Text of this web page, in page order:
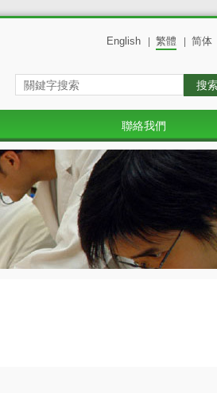
English 繁體 简体
搜
聯絡我們